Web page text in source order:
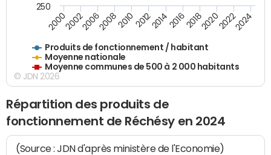
Produits de fonctionnement / habitant
Moyenne nationale
Moyenne communes de 500 à 2 000 habitants
200020022006200820102012201420162018202020222024
250
© JDN 2026
Répartition des produits de
fonctionnement de Réchésy en 2024
(Source : JDN d'après ministère de l'Economie)